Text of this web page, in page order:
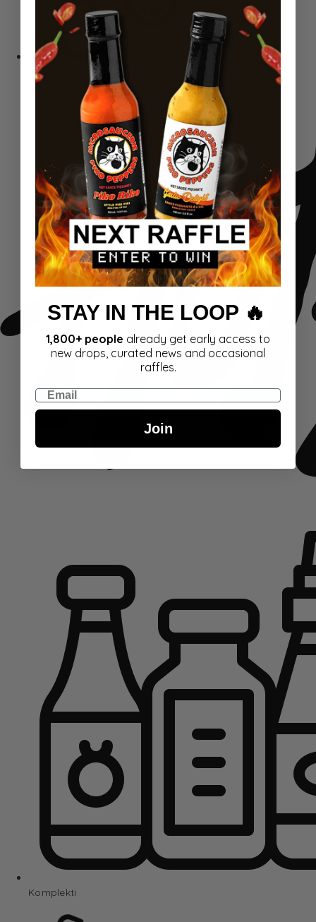
Komplekti
STAY IN THE LOOP 🔥
1,800+ people already get early access to
new drops, curated news and occasional
raffles.
Email
Join